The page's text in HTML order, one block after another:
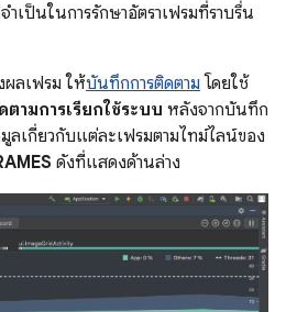
ำเป็นในการรักษาอัตราเฟรมที่ราบรื่น
ผลเฟรม ให้บันทึกการติดตาม โดยใช้
ตามการเรียกใช้ระบบ หลังจากบันทึก
ลเกี่ยวกับแต่ละเฟรมตามไทม์ไลน์ของ
ดังที่แสดงด้านล่าง